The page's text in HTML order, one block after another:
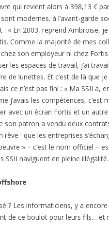
qui revient alors à 398,13 €
modernes. à l’avant-garde
« En 2003, reprend Ambroise,
Comme la majorité de mes
son employeur ni chez Fortis
les espaces de travail, j’ai
de lunettes. Et c’est de là que
ce n’est pas fini : « Ma SSII
j’avais les compétences, c’est
avec un écran Fortis et un
son patron a vendu deux
rêve : que les entreprises
» – c’est le nom officiel –
SSII naviguent en pleine
? Les informaticiens, y a
de ce boulot pour leurs fils… et